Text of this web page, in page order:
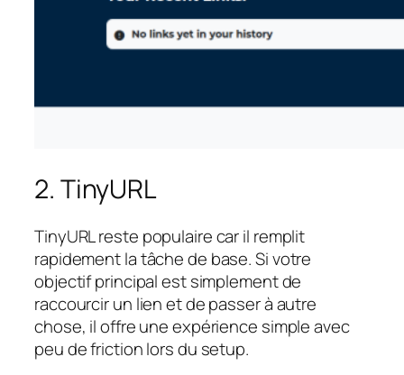
2. TinyURL
TinyURL reste populaire car il remplit
rapidement la tâche de base. Si votre
objectif principal est simplement de
raccourcir un lien et de passer à autre
chose, il offre une expérience simple avec
peu de friction lors du setup.